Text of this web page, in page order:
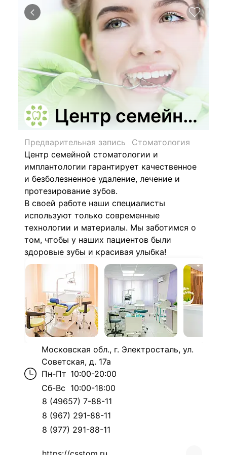
Центр семейной
Предварительная запись
Стоматология
Центр семейной стоматологии и
имплантологии гарантирует качественное
и безболезненное удаление, лечение и
протезирование зубов.
В своей работе наши специалисты
используют только современные
технологии и материалы. Мы заботимся о
том, чтобы у наших пациентов были
здоровые зубы и красивая улыбка!
Московская обл., г. Электросталь, ул.
Советская, д. 17а
Пн-Пт 10:00-20:00
Сб-Вс 10:00-18:00
8 (49657) 7-88-11
8 (967) 291-88-11
8 (977) 291-88-11